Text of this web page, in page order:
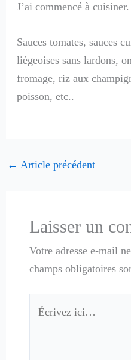
J’ai commencé à
Sauces tomates, sauces
liégeoises sans lardons,
fromage, riz aux
poisson, etc..
← Article précédent
Laisser un
Votre adresse e-mail
champs obligatoires